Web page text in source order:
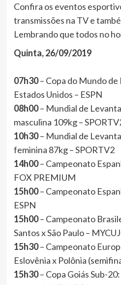
Confira os eventos
transmissões na TV e
Lembrando que todos no
Quinta, 26/09/2019
07h30– Copa do Mundo
Estados Unidos – ESPN
08h00– Mundial de
masculina 109kg –
10h30– Mundial de
feminina 87kg – SPORTV2
14h00– Campeonato
FOX PREMIUM
15h00– Campeonato
ESPN
15h00– Campeonato
Santos x São Paulo –
15h30– Campeonato
Eslovênia x Polônia
15h30– Copa Goiás Sub-